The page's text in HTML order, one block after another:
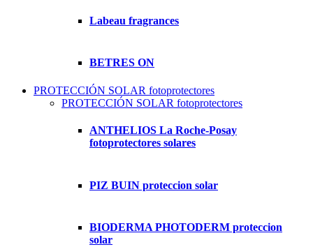
Labeau fragrances
BETRES ON
PROTECCIÓN SOLAR fotoprotectores
PROTECCIÓN SOLAR fotoprotectores
ANTHELIOS La Roche-Posay
fotoprotectores solares
PIZ BUIN proteccion solar
BIODERMA PHOTODERM proteccion
solar